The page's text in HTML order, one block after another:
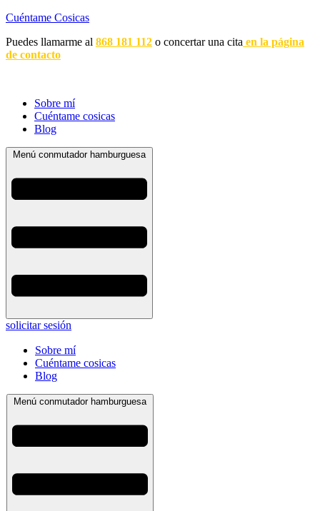
Cuéntame Cosicas
Puedes llamarme al 868 181 112 o concertar una cita en la página
de contacto
Sobre mí
Cuéntame cosicas
Blog
Menú conmutador hamburguesa
solicitar sesión
Sobre mí
Cuéntame cosicas
Blog
Menú conmutador hamburguesa